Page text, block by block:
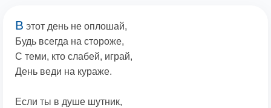
В этот день не оплошай,
Будь всегда на стороже,
С теми, кто слабей, играй,
День веди на кураже.
Если ты в душе шутник,